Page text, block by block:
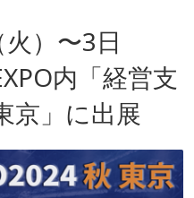
）〜3日
内「経営支
京」に出展